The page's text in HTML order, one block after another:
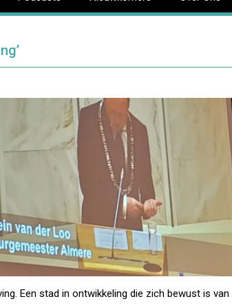
Een stad in ontwikkeling die zich bewust is van